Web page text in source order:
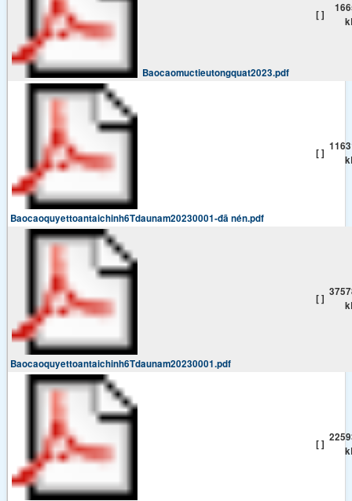
Baocaomuctieutongquat2023.pdf
[ ]
Baocaoquyettoantaichinh6Tdaunam20230001-đã nén.pdf
[ ]
Baocaoquyettoantaichinh6Tdaunam20230001.pdf
[ ]
[ ]